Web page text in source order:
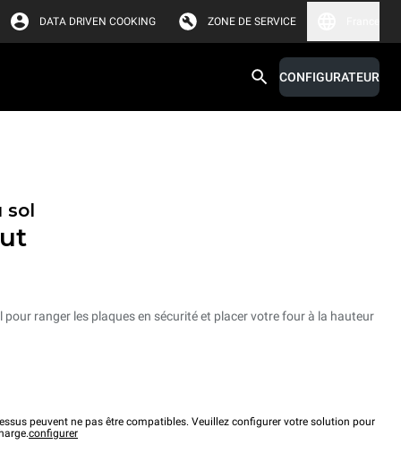
DATA DRIVEN COOKING ZONE DE SERVICE
CONFIGURATEUR
sol
ranger les plaques en sécurité et placer votre four à la hauteur
peuvent ne pas être compatibles. Veuillez configurer votre solution pour
configurer